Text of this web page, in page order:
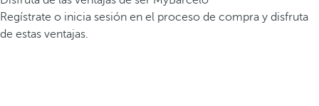
Regístrate o inicia sesión en el proceso de compra y disfruta
de estas ventajas.